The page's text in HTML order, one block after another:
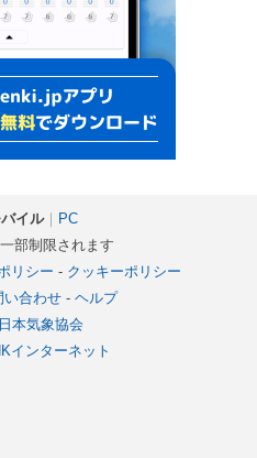
イル｜
PC
部制限されます
リシー - クッキーポリシー
い合わせ- ヘルプ
日本気象協会
インターネット